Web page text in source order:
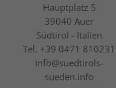
Hauptplatz 5
39040 Auer
Südtirol - Italien
Tel. +39 0471 810231
info@suedtirols-
sueden.info